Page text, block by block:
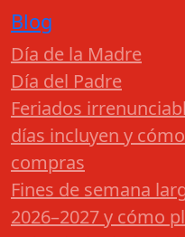
Blog
Día de la Madre
Día del Padre
Feriados
días incluyen y
compras
Fines de semana
2026–2027 y cómo